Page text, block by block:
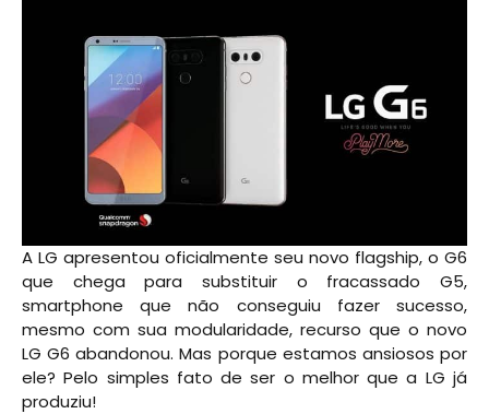
A LG apresentou oficialmente seu novo flagship, o G6
que chega para substituir o fracassado G5,
smartphone que não conseguiu fazer sucesso,
mesmo com sua modularidade, recurso que o novo
LG G6 abandonou. Mas porque estamos ansiosos por
ele? Pelo simples fato de ser o melhor que a LG já
produziu!